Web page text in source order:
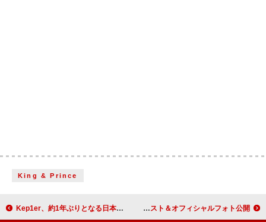
King & Prince
Kep1er、約1年ぶりとなる日本オリジナル作品のリリース決定 SEVENTEENのユニット・BSS、新作『TELEPARTY』トラックリスト＆オフィシャルフォト公開